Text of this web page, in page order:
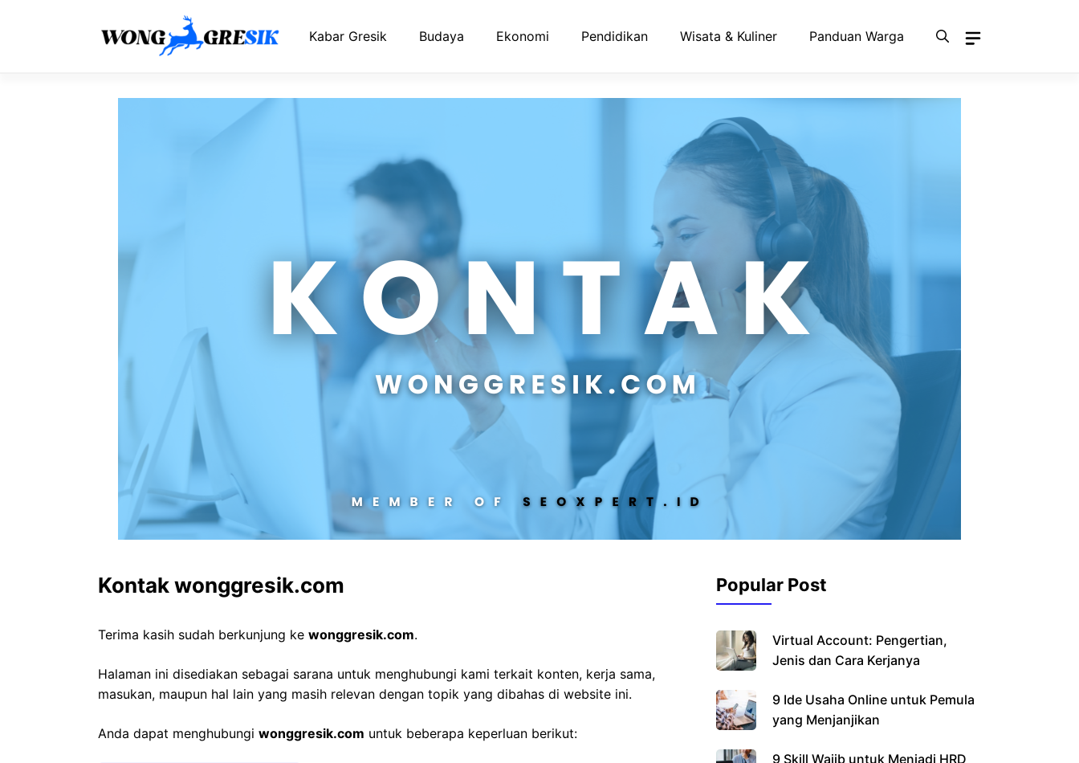
Kabar Gresik Budaya Ekonomi Pendidikan Wisata & Kuliner Panduan Warga
Kontak wonggresik.com
Terima kasih sudah berkunjung ke wonggresik.com.
Halaman ini disediakan sebagai sarana untuk menghubungi kami terkait konten, kerja sama,
masukan, maupun hal lain yang masih relevan dengan topik yang dibahas di website ini.
Anda dapat menghubungi wonggresik.com untuk beberapa keperluan berikut:
Popular Post
Virtual Account: Pengertian,
Jenis dan Cara Kerjanya
9 Ide Usaha Online untuk Pemula
yang Menjanjikan
9 Skill Wajib untuk Menjadi HRD